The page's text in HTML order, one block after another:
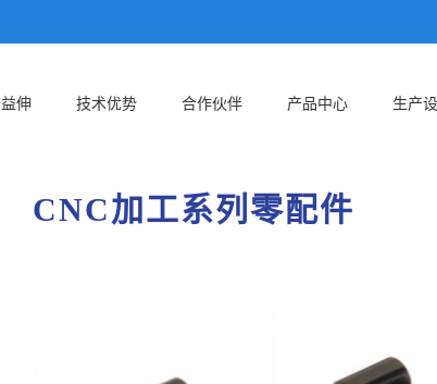
伸 技术优势 合作伙伴 产品中心 生产
CNC加工系列零配件